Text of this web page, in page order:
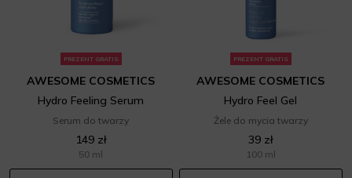
PREZENT GRATIS
AWESOME COSMETICS
Hydro Feeling Serum
Serum do twarzy
149 zł
50 ml
PREZENT GRATIS
AWESOME COSMETICS
Hydro Feel Gel
Żele do mycia twarzy
39 zł
100 ml